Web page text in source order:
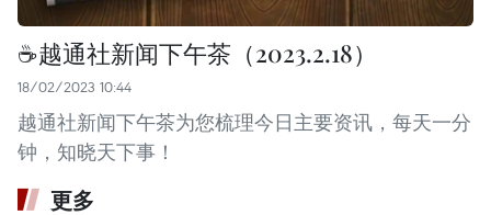
☕越通社新闻下午茶（2023.2.18）
18/02/2023 10:44
越通社新闻下午茶为您梳理今日主要资讯，每天一分
钟，知晓天下事！
更多